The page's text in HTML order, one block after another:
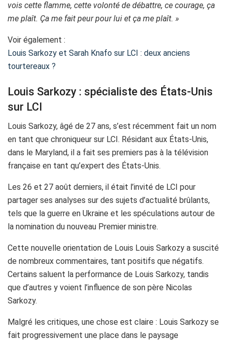
vois cette flamme, cette volonté de débattre, ce courage, ça
me plaît. Ça me fait peur pour lui et ça me plaît. »
Voir également :
Louis Sarkozy et Sarah Knafo sur LCI : deux anciens
tourtereaux ?
Louis Sarkozy : spécialiste des États-Unis
sur LCI
Louis Sarkozy, âgé de 27 ans, s’est récemment fait un nom
en tant que chroniqueur sur LCI. Résidant aux États-Unis,
dans le Maryland, il a fait ses premiers pas à la télévision
française en tant qu’expert des États-Unis.
Les 26 et 27 août derniers, il était l’invité de LCI pour
partager ses analyses sur des sujets d’actualité brûlants,
tels que la guerre en Ukraine et les spéculations autour de
la nomination du nouveau Premier ministre.
Cette nouvelle orientation de Louis Louis Sarkozy a suscité
de nombreux commentaires, tant positifs que négatifs.
Certains saluent la performance de Louis Sarkozy, tandis
que d’autres y voient l’influence de son père Nicolas
Sarkozy.
Malgré les critiques, une chose est claire : Louis Sarkozy se
fait progressivement une place dans le paysage